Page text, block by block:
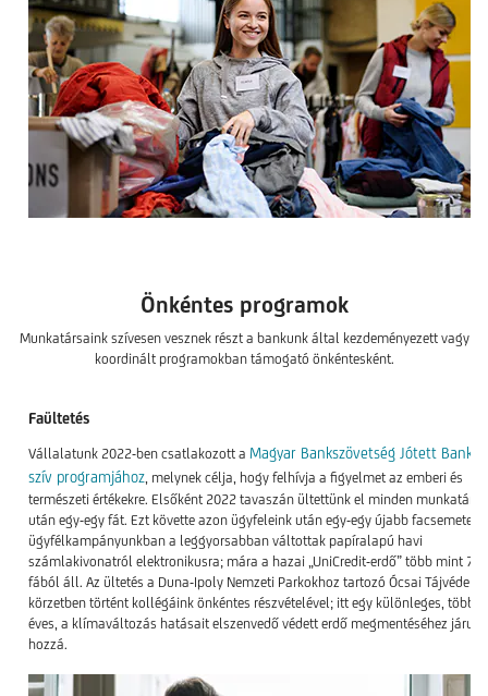
Önkéntes programok
Munkatársaink szívesen vesznek részt a bankunk által kezdeményezett vagy
koordinált programokban támogató önkéntesként.
Faültetés
Vállalatunk 2022-ben csatlakozott a Magyar Bankszövetség Jótett
szív programjához, melynek célja, hogy felhívja a figyelmet az emberi és
természeti értékekre. Elsőként 2022 tavaszán ültettünk el minden
után egy-egy fát. Ezt követte azon ügyfeleink után egy-egy újabb facsemete,
ügyfélkampányunkban a leggyorsabban váltottak papíralapú havi
számlakivonatról elektronikusra; mára a hazai „UniCredit-erdő” több mint
fából áll. Az ültetés a Duna-Ipoly Nemzeti Parkokhoz tartozó Ócsai Tájvédelmi
körzetben történt kollégáink önkéntes részvételével; itt egy különleges, több
éves, a klímaváltozás hatásait elszenvedő védett erdő megmentéséhez
hozzá.